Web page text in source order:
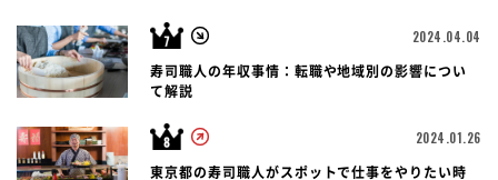
2024.04.04
寿司職人の年収事情：転職や地域別の影響につい
て解説
2024.01.26
東京都の寿司職人がスポットで仕事をやりたい時